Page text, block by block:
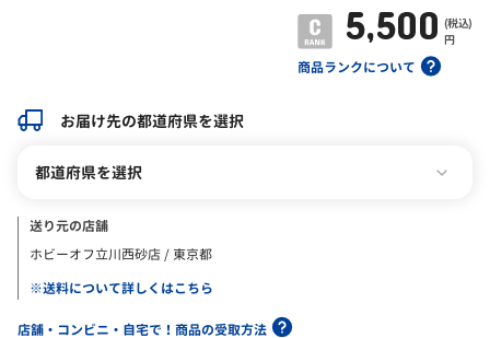
商品ランクについて
5,500 (税込)
円
お届け先の都道府県を選択
都道府県を選択
送り元の店舗
ホビーオフ立川西砂店 / 東京都
※送料について詳しくはこちら
店舗・コンビニ・自宅で！商品の受取方法